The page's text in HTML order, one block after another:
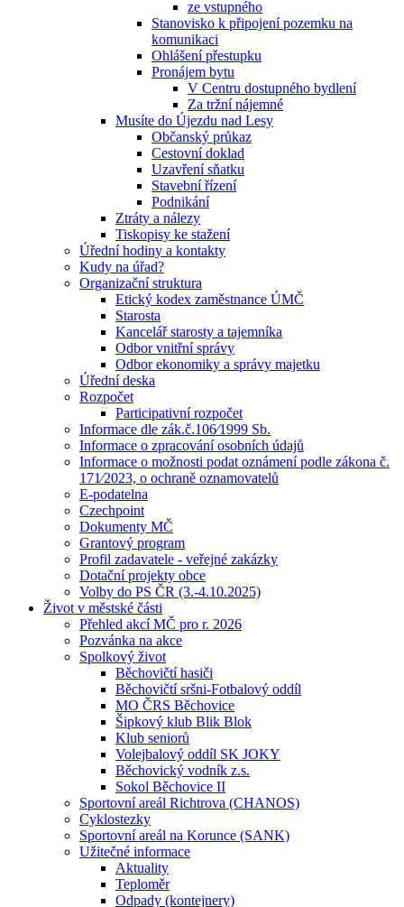
ze vstupného
Stanovisko k připojení pozemku na
komunikaci
Ohlášení přestupku
Pronájem bytu
V Centru dostupného bydlení
Za tržní nájemné
Musíte do Újezdu nad Lesy
Občanský průkaz
Cestovní doklad
Uzavření sňatku
Stavební řízení
Podnikání
Ztráty a nálezy
Tiskopisy ke stažení
Úřední hodiny a kontakty
Kudy na úřad?
Organizační struktura
Etický kodex zaměstnance ÚMČ
Starosta
Kancelář starosty a tajemníka
Odbor vnitřní správy
Odbor ekonomiky a správy majetku
Úřední deska
Rozpočet
Participativní rozpočet
Informace dle zák.č.106⁄1999 Sb.
Informace o zpracování osobních údajů
Informace o možnosti podat oznámení podle zákona č.
171⁄2023, o ochraně oznamovatelů
E-podatelna
Czechpoint
Dokumenty MČ
Grantový program
Profil zadavatele - veřejné zakázky
Dotační projekty obce
Volby do PS ČR (3.-4.10.2025)
Život v městské části
Přehled akcí MČ pro r. 2026
Pozvánka na akce
Spolkový život
Běchovičtí hasiči
Běchovičtí sršni-Fotbalový oddíl
MO ČRS Běchovice
Šipkový klub Blik Blok
Klub seniorů
Volejbalový oddíl SK JOKY
Běchovický vodník z.s.
Sokol Běchovice II
Sportovní areál Richtrova (CHANOS)
Cyklostezky
Sportovní areál na Korunce (SANK)
Užitečné informace
Aktuality
Teploměr
Odpady (kontejnery)